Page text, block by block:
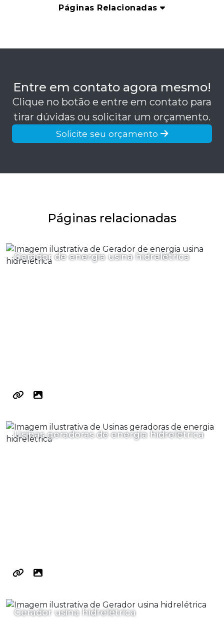
Páginas Relacionadas
Entre em contato agora mesmo!
Clique no botão e entre em contato para
tirar dúvidas ou solicitar um orçamento.
Solicite seu orçamento
Páginas relacionadas
Gerador de energia usina hidrelétrica
Usinas geradoras de energia hidrelétrica
Gerador usina hidrelétrica